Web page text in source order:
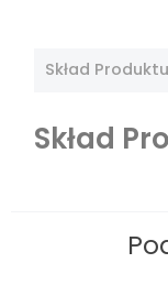
Skład Produktu
Skład